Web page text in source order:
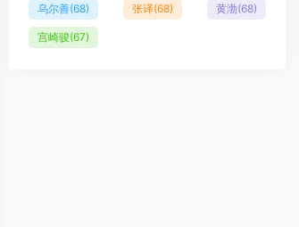
乌尔善(68) 张译(68) 黄渤(68)
宫崎骏(67)